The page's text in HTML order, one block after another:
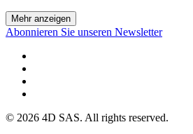
Mehr anzeigen
Abonnieren Sie unseren Newsletter
© 2026 4D SAS. All rights reserved.